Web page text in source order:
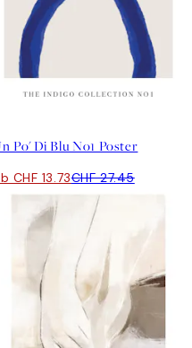
Po' Di Blu No1 Poster
CHF 13.73CHF 27.45